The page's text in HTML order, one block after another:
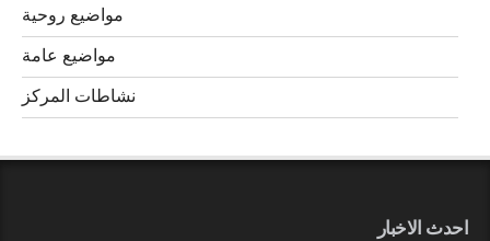
مواضيع روحية
مواضيع عامة
نشاطات المركز
احدث الاخبار